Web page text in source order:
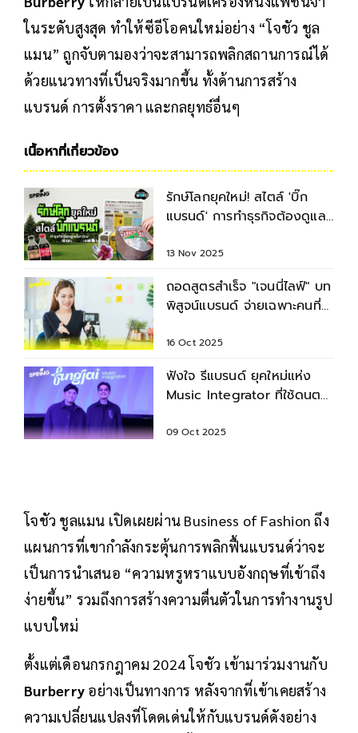
ฟื้นฟูแบรนด์ยังดูไม่ลงตัว เนื่องจากพยายามเปลี่ยน
Burberryให้กลายเป็นแบรนด์เครื่องหนังแฟชั่นจ๋า
ในระดับสูงสุด ทำให้ซีอีโอคนใหม่อย่าง “โจชัว ชูล
แมน” ถูกจับตามองว่าจะสามารถพลิกสถานการณ์ได้
แบรนด์ การตั้งราคา และกลยุทธ์อื่นๆ
เนื้อหาที่เกี่ยวข้อง
รักษ์โลกยุคใหม่! สไตล์ 'บิ๊ก
โลกไปด้วย เพื่ออนาคตที่ดีกว่า
13 Nov 2025
ถอดสูตรสำเร็จ "เจนนี่ไลฟ์" บท
สร้างยอดขายได้จริง
16 Oct 2025
ฟังใจ รีแบรนด์ ยุคใหม่แห่ง
โจชัว ชูลแมน เปิดเผยผ่าน Business of Fashion ถึง
แผนการที่เขากำลังกระตุ้นการพลิกฟื้นแบรนด์ว่าจะ
เป็นการนำเสนอ “ความหรูหราแบบอังกฤษที่เข้าถึง
ง่ายขึ้น” รวมถึงการสร้างความตื่นตัวในการทำงานรูป
ตั้งแต่เดือนกรกฎาคม 2024 โจชัว เข้ามาร่วมงานกับ